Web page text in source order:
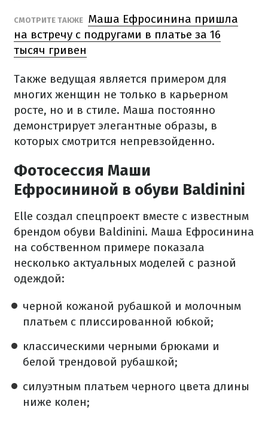
СМОТРИТЕ ТАКЖЕ Маша Ефросинина пришла
на встречу с подругами в платье за 16
тысяч гривен
Также ведущая является примером для
многих женщин не только в карьерном
росте, но и в стиле. Маша постоянно
демонстрирует элегантные образы, в
которых смотрится непревзойденно.
Фотосессия Маши
Ефросининой в обуви Baldinini
Elle создал спецпроект вместе с известным
брендом обуви Baldinini. Маша Ефросинина
на собственном примере показала
несколько актуальных моделей с разной
одеждой:
черной кожаной рубашкой и молочным
платьем с плиссированной юбкой;
классическими черными брюками и
белой трендовой рубашкой;
силуэтным платьем черного цвета длины
ниже колен;